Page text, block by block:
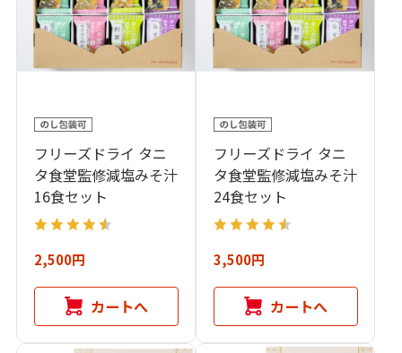
フリーズドライ タニ
タ食堂監修減塩みそ汁
16食セット
2,500円
カートへ
フリーズドライ タニ
タ食堂監修減塩みそ汁
24食セット
3,500円
カートへ